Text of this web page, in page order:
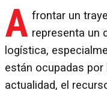
A frontar un
representa un
logística,
están ocupadas
actualidad, el